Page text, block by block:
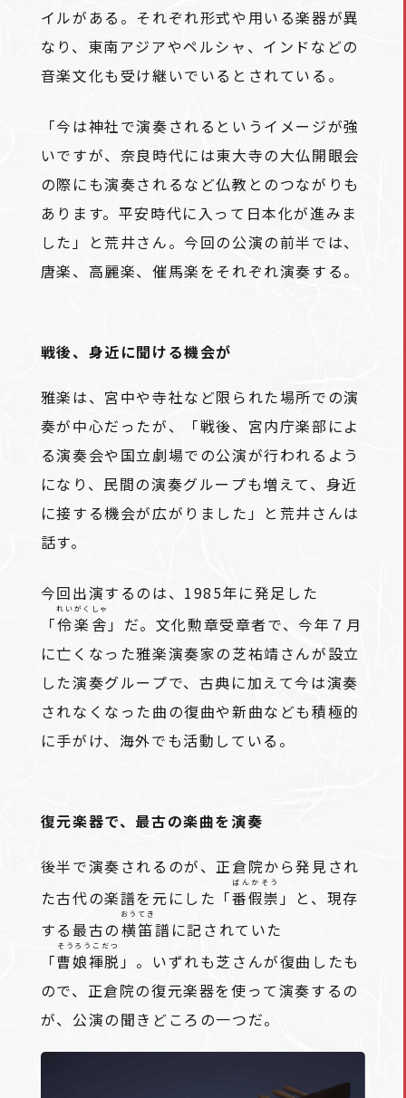
イルがある。それぞれ形式や用いる楽器が異
なり、東南アジアやペルシャ、インドなどの
音楽文化も受け継いでいるとされている。
「今は神社で演奏されるというイメージが強
いですが、奈良時代には東大寺の大仏開眼会
の際にも演奏されるなど仏教とのつながりも
あります。平安時代に入って日本化が進みま
した」と荒井さん。今回の公演の前半では、
唐楽、高麗楽、催馬楽をそれぞれ演奏する。
戦後、身近に聞ける機会が
雅楽は、宮中や寺社など限られた場所での演
奏が中心だったが、「戦後、宮内庁楽部によ
る演奏会や国立劇場での公演が行われるよう
になり、民間の演奏グループも増えて、身近
に接する機会が広がりました」と荒井さんは
話す。
今回出演するのは、1985年に発足した
「伶楽舎
れいがくしゃ
」だ。文化勲章受章者で、今年７月
に亡くなった雅楽演奏家の芝祐靖さんが設立
した演奏グループで、古典に加えて今は演奏
されなくなった曲の復曲や新曲なども積極的
に手がけ、海外でも活動している。
復元楽器で、最古の楽曲を演奏
後半で演奏されるのが、正倉院から発見され
た古代の楽譜を元にした「番假崇
ばんかそう
」と、現存
する最古の横笛
おうてき
譜に記されていた
「曹娘褌脱
そうろうこだつ
」。いずれも芝さんが復曲したも
ので、正倉院の復元楽器を使って演奏するの
が、公演の聞きどころの一つだ。